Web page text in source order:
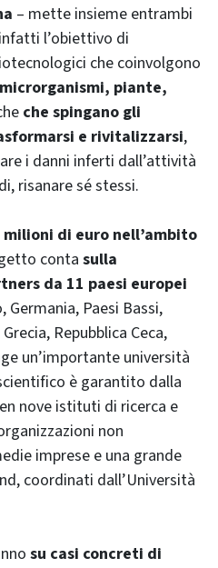
– mette insieme entrambi
l’obiettivo di
che coinvolgono
microrganismi, piante,
che spingano gli
e rivitalizzarsi,
i danni inferti dall’attività
risanare sé stessi.
di euro nell’ambito
conta sulla
da 11 paesi europei
Paesi Bassi,
Repubblica Ceca,
un’importante università
è garantito dalla
nove istituti di ricerca e
non
imprese e una grande
coordinati dall’Università
su casi concreti di